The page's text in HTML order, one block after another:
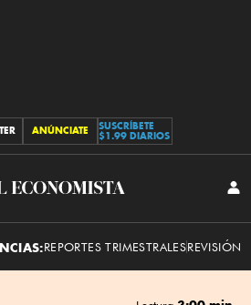
ANÚNCIATE
SUSCRÍBETE
$1.99 DIARIOS
El
REPORTES TRIMESTRALESREVISIÓN